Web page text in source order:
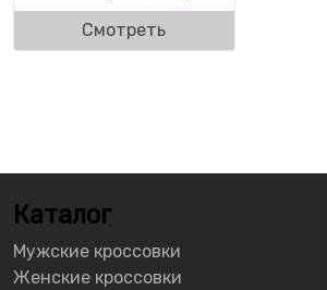
Смотреть
Каталог
Мужские кроссовки
Женские кроссовки